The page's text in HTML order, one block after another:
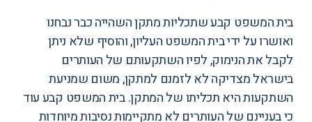
בית המשפט קבע שתכליות מתקן השהייה כבר נבחנו
ואושרו על ידי בית המשפט העליון, והוסיף שלא ניתן
לקבל את הנימוק, לפיו השתקעותם של העותרים
בישראל מצדיקה לא לזמנם למתקן, משום שמניעת
השתקעות היא תכליתו של המתקן. בית המשפט קבע עוד
כי בעניינם של העותרים לא מתקיימות נסיבות מיוחדות